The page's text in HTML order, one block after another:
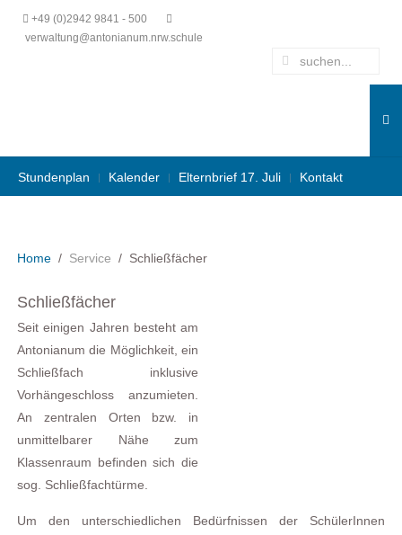
+49 (0)2942 9841 - 500
verwaltung@antonianum.nrw.schule
Stundenplan Kalender Elternbrief 17. Juli Kontakt
Home Service Schließfächer
Schließfächer
Seit einigen Jahren besteht am
Antonianum die Möglichkeit, ein
Schließfach inklusive
Vorhängeschloss anzumieten.
An zentralen Orten bzw. in
unmittelbarer Nähe zum
Klassenraum befinden sich die
sog. Schließfachtürme.
Um den unterschiedlichen Bedürfnissen der SchülerInnen